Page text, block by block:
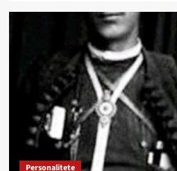
Personalitete